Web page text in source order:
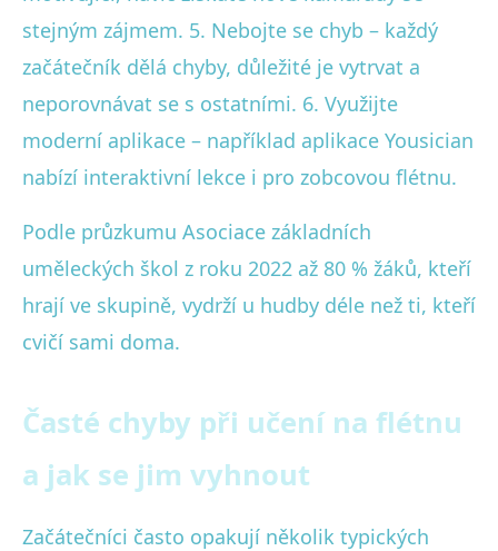
stejným zájmem. 5. Nebojte se chyb – každý
začátečník dělá chyby, důležité je vytrvat a
neporovnávat se s ostatními. 6. Využijte
moderní aplikace – například aplikace Yousician
nabízí interaktivní lekce i pro zobcovou flétnu.
Podle průzkumu Asociace základních
uměleckých škol z roku 2022 až 80 % žáků, kteří
hrají ve skupině, vydrží u hudby déle než ti, kteří
cvičí sami doma.
Časté chyby při učení na flétnu
a jak se jim vyhnout
Začátečníci často opakují několik typických